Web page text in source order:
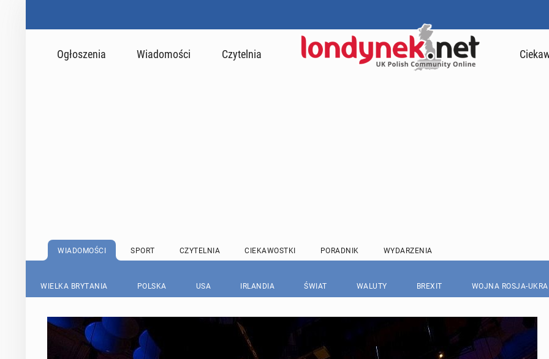
Ogłoszenia Wiadomości Czytelnia
WIADOMOŚCI SPORT CZYTELNIA CIEKAWOSTKI PORADNIK WYDARZENIA
WIELKA BRYTANIA POLSKA USA IRLANDIA ŚWIAT WALUTY BREXIT WOJNA ROSJA-